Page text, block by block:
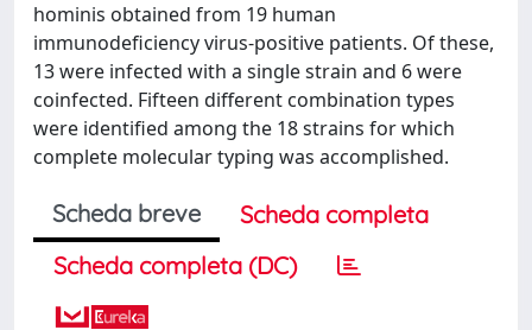
hominis obtained from 19 human
immunodeficiency virus-positive patients. Of these,
13 were infected with a single strain and 6 were
coinfected. Fifteen different combination types
were identified among the 18 strains for which
complete molecular typing was accomplished.
Scheda breve
Scheda completa
Scheda completa (DC)